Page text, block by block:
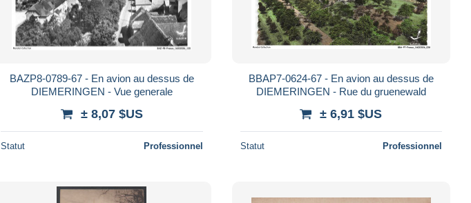
BAZP8-0789-67 - En avion au dessus de
DIEMERINGEN - Vue generale
± 8,07 $US
Statut Professionnel
BBAP7-0624-67 - En avion au dessus de
DIEMERINGEN - Rue du gruenewald
± 6,91 $US
Statut Professionnel